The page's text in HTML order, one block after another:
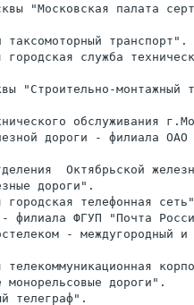
"Московская палата
таксомоторный транспорт".
городская служба
"Строительно-монтажный
обслуживания
дороги - филиала ОАО
Октябрьской
дороги".
городская телефонная
филиала ФГУП "Почта
- междугородный и
телекоммуникационная
монорельсовые дороги".
телеграф".